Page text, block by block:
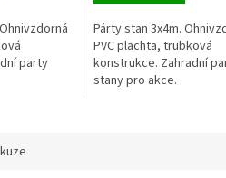
party
Párty stan 3x4m.
PVC plachta, trubková
konstrukce. Zahradní
stany pro akce.